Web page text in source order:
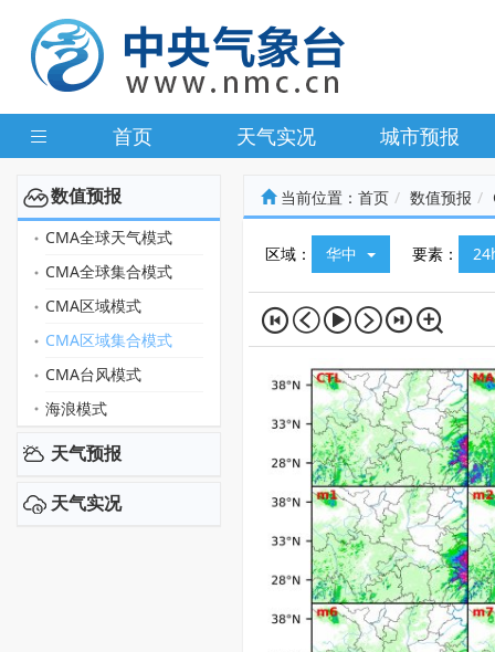
首页 天气实况 城市预报
数值预报
CMA全球天气模式
CMA全球集合模式
CMA区域模式
CMA区域集合模式
CMA台风模式
海浪模式
天气预报
天气实况
当前位置： 首页 数值预报
区域： 华中 要素：